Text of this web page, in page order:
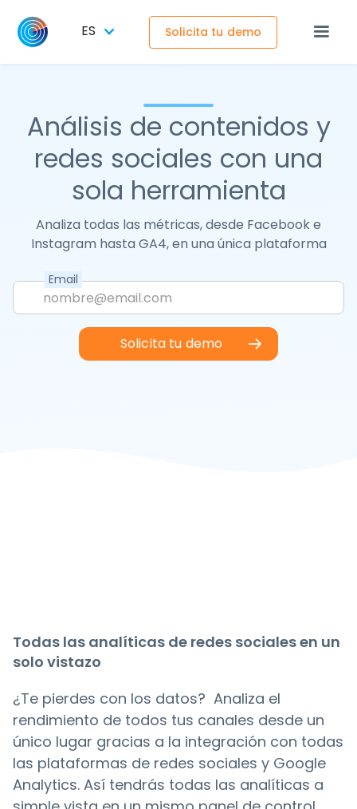
Solicita tu demo
ES
Análisis de contenidos y
redes sociales con una
sola herramienta
Analiza todas las métricas, desde Facebook e
Instagram hasta GA4, en una única plataforma
Email
Solicita tu demo
Todas las analíticas de redes sociales en un
solo vistazo
¿Te pierdes con los datos? Analiza el
rendimiento de todos tus canales desde un
único lugar gracias a la integración con todas
las plataformas de redes sociales y Google
Analytics. Así tendrás todas las analíticas a